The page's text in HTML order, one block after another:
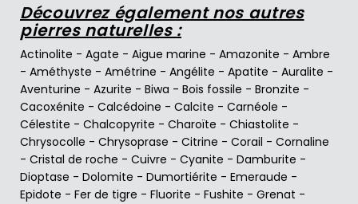
Découvrez également nos autres
pierres naturelles :
Actinolite - Agate - Aigue marine - Amazonite - Ambre
- Améthyste - Amétrine - Angélite - Apatite - Auralite -
Aventurine - Azurite - Biwa - Bois fossile - Bronzite -
Cacoxénite - Calcédoine - Calcite - Carnéole -
Célestite - Chalcopyrite - Charoïte - Chiastolite -
Chrysocolle - Chrysoprase - Citrine - Corail - Cornaline
- Cristal de roche - Cuivre - Cyanite - Damburite -
Dioptase - Dolomite - Dumortiérite - Emeraude -
Epidote - Fer de tigre - Fluorite - Fushite - Grenat -